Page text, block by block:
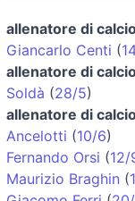
allenatore di
Giancarlo Centi (
allenatore di
Soldà (28/5)
allenatore di
Ancelotti (10/6)
Fernando Orsi (12/
Maurizio Braghin (